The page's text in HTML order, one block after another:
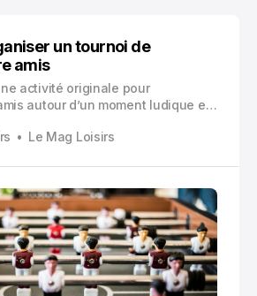
un tournoi de
amis
activité originale pour
autour d’un moment ludique et
excellente opportunité de créer
Le Mag Loisirs